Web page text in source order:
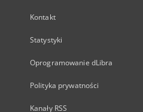
Kontakt
Statystyki
Oprogramowanie dLibra
Polityka prywatności
Kanały RSS